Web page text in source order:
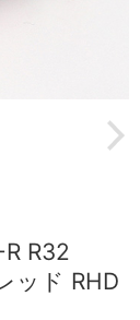
R32
ッド RHD